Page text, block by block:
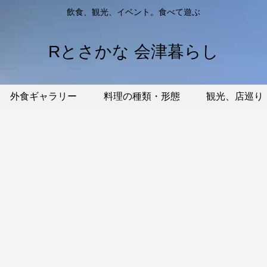
飲食、観光、イベント。食べて遊ぶ
Rとさかな 会津暮らし
外食ギャラリー 料理の種類・形態 観光、店巡り